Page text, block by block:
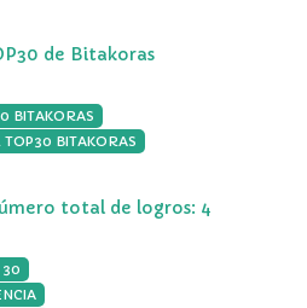
de Bitakoras
BITAKORAS
TOP30 BITAKORAS
total de logros: 4
30